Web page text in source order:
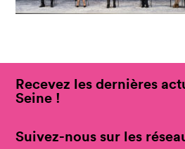
Recevez les dernières
Seine !
Suivez-nous sur les